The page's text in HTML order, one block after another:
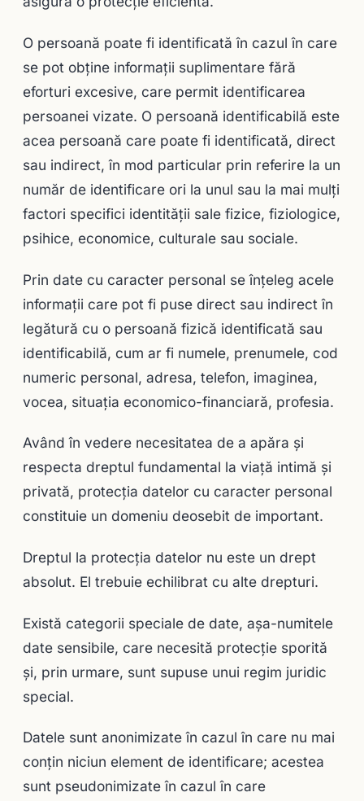
O persoană poate fi identificată în cazul în care
se pot obţine informaţii suplimentare fără
eforturi excesive, care permit identificarea
persoanei vizate. O persoană identificabilă este
acea persoană care poate fi identificată, direct
sau indirect, în mod particular prin referire la un
număr de identificare ori la unul sau la mai mulţi
factori specifici identităţii sale fizice, fiziologice,
psihice, economice, culturale sau sociale.
Prin date cu caracter personal se înţeleg acele
informaţii care pot fi puse direct sau indirect în
legătură cu o persoană fizică identificată sau
identificabilă, cum ar fi numele, prenumele, cod
numeric personal, adresa, telefon, imaginea,
vocea, situaţia economico-financiară, profesia.
Având în vedere necesitatea de a apăra şi
respecta dreptul fundamental la viaţă intimă şi
privată, protecţia datelor cu caracter personal
constituie un domeniu deosebit de important.
Dreptul la protecţia datelor nu este un drept
absolut. El trebuie echilibrat cu alte drepturi.
Există categorii speciale de date, aşa-numitele
date sensibile, care necesită protecţie sporită
şi, prin urmare, sunt supuse unui regim juridic
special.
Datele sunt anonimizate în cazul în care nu mai
conţin niciun element de identificare; acestea
sunt pseudonimizate în cazul în care